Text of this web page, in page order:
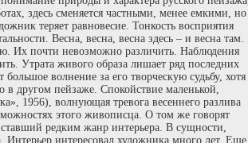
здесь сменяется частными, менее емкими, но
теряет равновесие. Тонкость восприятия
Весна, весна, весна здесь – и весна там.
Их почти невозможно различить. Наблюдения
Утрата живого образа лишает ряд последних
волнение за его творческую судьбу, хотя
другом пейзаже. Спокойствие маленькой,
1956), волнующая тревога весеннего разлива
этого живописца. О том же говорят
редким жанр интерьера. В сущности,
Интерьер интересовал художника много лет. Еще